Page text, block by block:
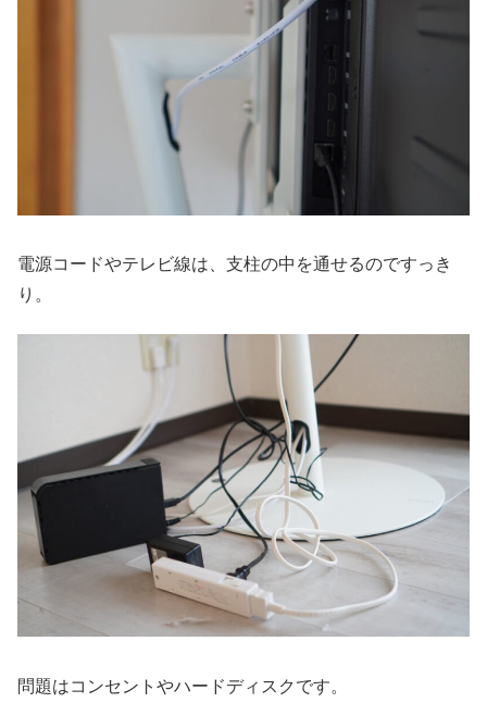
電源コードやテレビ線は、支柱の中を通せるのですっき
り。
問題はコンセントやハードディスクです。